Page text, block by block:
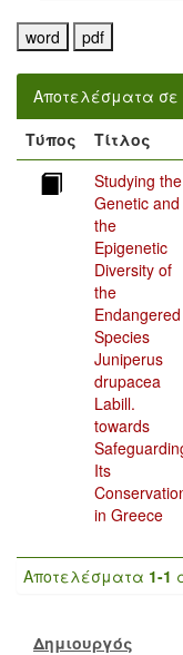
Αποτελέσματα σε
Τύπος
Τίτλος
Studying the
Genetic and
the
Epigenetic
Diversity of
the
Endangered
Species
Juniperus
drupacea
Labill.
towards
Its
in Greece
Αποτελέσματα 1-1
Δημιουργός